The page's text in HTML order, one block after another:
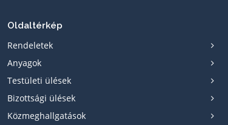
Oldaltérkép
Rendeletek
Anyagok
Testületi ülések
Bizottsági ülések
Közmeghallgatások